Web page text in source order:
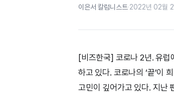
이은서 칼럼니스트·2022년 02월
[비즈한국] 코로나 2년. 유럽
하고 있다. 코로나의 ‘끝’이
고민이 깊어가고 있다. 지난